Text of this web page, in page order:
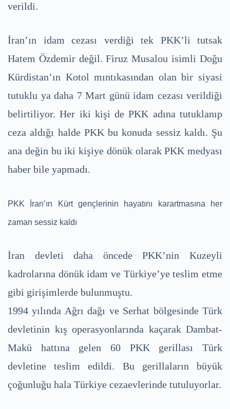
verildi.
İran’ın idam cezası verdiği tek PKK’li tutsak
Hatem Özdemir değil. Firuz Musalou isimli Doğu
Kürdistan’ın Kotol mıntıkasından olan bir siyasi
tutuklu ya daha 7 Mart günü idam cezası verildiği
belirtiliyor. Her iki kişi de PKK adına tutuklanıp
ceza aldığı halde PKK bu konuda sessiz kaldı. Şu
ana değin bu iki kişiye dönük olarak PKK medyası
haber bile yapmadı.
PKK İran’ın Kürt gençlerinin hayatını karartmasına her
zaman sessiz kaldı
İran devleti daha öncede PKK’nin Kuzeyli
kadrolarına dönük idam ve Türkiye’ye teslim etme
gibi girişimlerde bulunmuştu.
1994 yılında Ağrı dağı ve Serhat bölgesinde Türk
devletinin kış operasyonlarında kaçarak Dambat-
Makü hattına gelen 60 PKK gerillası Türk
devletine teslim edildi. Bu gerillaların büyük
çoğunluğu hala Türkiye cezaevlerinde tutuluyorlar.